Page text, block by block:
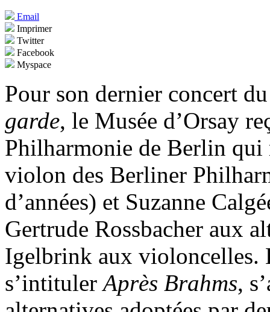
Email
Imprimer
Twitter
Facebook
Myspace
Pour son dernier concert
garde, le Musée d’Orsay
Philharmonie de Berlin
violon des Berliner
d’années) et Suzanne
Gertrude Rossbacher aux
Igelbrink aux violoncelles.
s’intitulerAprès Brahms,